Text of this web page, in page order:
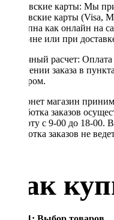
Банковские карты: Мы
банковские карты (Visa,
доступна как онлайн на
магазине или при
Наличный расчет:
получении заказа в
курьером.
Интернет магазин
Обработка заказов
Субботу с 9-00 до 18-00.
обработка заказов не
Как